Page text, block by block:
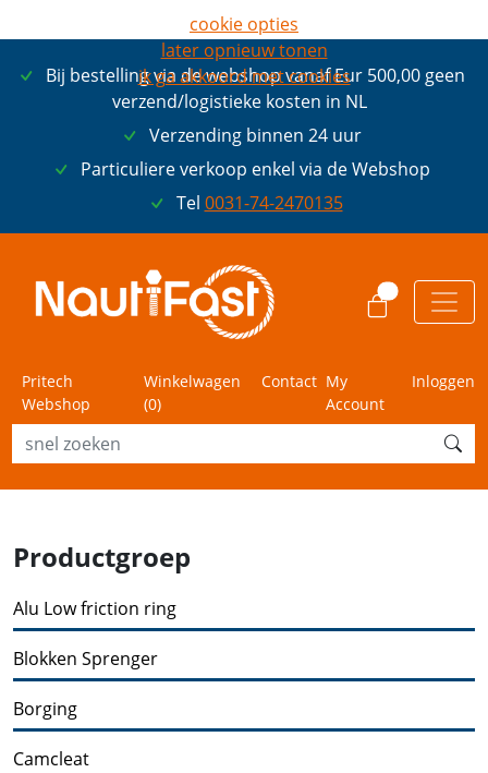
Bij bestelling via de webshop vanaf Eur 500,00 geen
verzend/logistieke kosten in NL
Verzending binnen 24 uur
Particuliere verkoop enkel via de Webshop
Tel 0031-74-2470135
Pritech
Webshop
Winkelwagen
(0)
Contact My
Account
Inloggen
Productgroep
Alu Low friction ring
Blokken Sprenger
Borging
Camcleat
cookie opties
later opnieuw tonen
ik ga akkoord met cookies